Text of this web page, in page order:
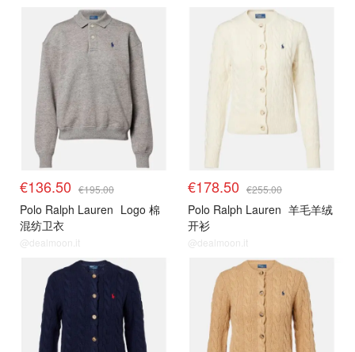
€136.50 €195.00
Polo Ralph Lauren Logo 棉
混纺卫衣
@dealmoon.it
€178.50 €255.00
Polo Ralph Lauren 羊毛羊绒
开衫
@dealmoon.it